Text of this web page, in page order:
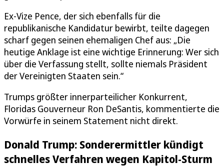
Ex-Vize Pence, der sich ebenfalls für die
republikanische Kandidatur bewirbt, teilte dagegen
scharf gegen seinen ehemaligen Chef aus: „Die
heutige Anklage ist eine wichtige Erinnerung: Wer sich
über die Verfassung stellt, sollte niemals Präsident
der Vereinigten Staaten sein.“
Trumps größter innerparteilicher Konkurrent,
Floridas Gouverneur Ron DeSantis, kommentierte die
Vorwürfe in seinem Statement nicht direkt.
Donald Trump: Sonderermittler kündigt
schnelles Verfahren wegen Kapitol-Sturm